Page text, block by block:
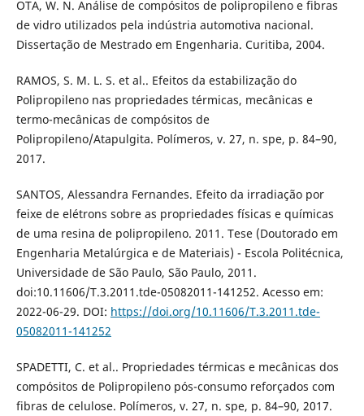
OTA, W. N. Análise de compósitos de polipropileno e fibras
de vidro utilizados pela indústria automotiva nacional.
Dissertação de Mestrado em Engenharia. Curitiba, 2004.
RAMOS, S. M. L. S. et al.. Efeitos da estabilização do
Polipropileno nas propriedades térmicas, mecânicas e
termo-mecânicas de compósitos de
Polipropileno/Atapulgita. Polímeros, v. 27, n. spe, p. 84–90,
2017.
SANTOS, Alessandra Fernandes. Efeito da irradiação por
feixe de elétrons sobre as propriedades físicas e químicas
de uma resina de polipropileno. 2011. Tese (Doutorado em
Engenharia Metalúrgica e de Materiais) - Escola Politécnica,
Universidade de São Paulo, São Paulo, 2011.
doi:10.11606/T.3.2011.tde-05082011-141252. Acesso em:
2022-06-29. DOI: https://doi.org/10.11606/T.3.2011.tde-
05082011-141252
SPADETTI, C. et al.. Propriedades térmicas e mecânicas dos
compósitos de Polipropileno pós-consumo reforçados com
fibras de celulose. Polímeros, v. 27, n. spe, p. 84–90, 2017.